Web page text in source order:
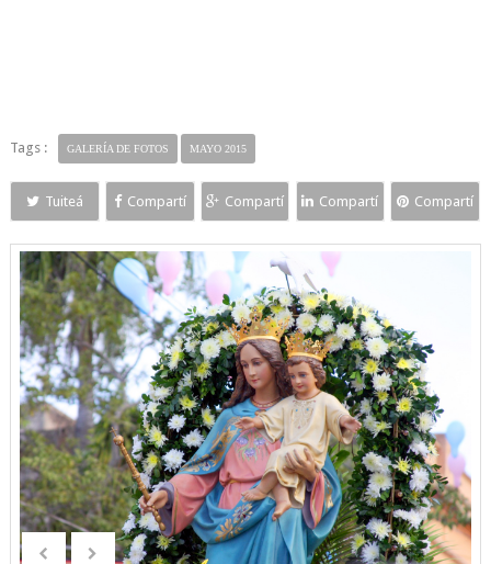
Tags : GALERÍA DE FOTOS MAYO 2015
Tuiteá Compartí Compartí Compartí Compartí